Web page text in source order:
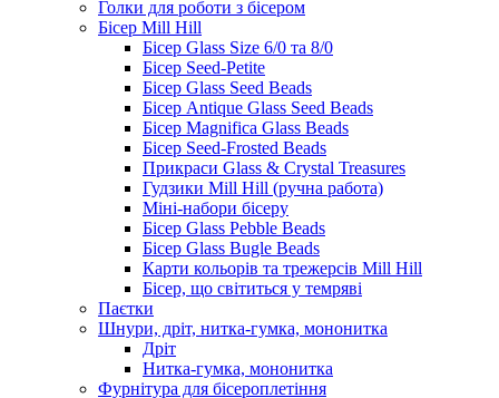
Голки для роботи з бісером
Бісер Mill Hill
Бісер Glass Size 6/0 та 8/0
Бісер Seed-Petite
Бісер Glass Seed Beads
Бісер Antique Glass Seed Beads
Бісер Magnifica Glass Beads
Бісер Seed-Frosted Beads
Прикраси Glass & Crystal Treasures
Гудзики Mill Hill (ручна работа)
Міні-набори бісеру
Бісер Glass Pebble Beads
Бісер Glass Bugle Beads
Карти кольорів та трежерсів Mill Hill
Бісер, що світиться у темряві
Паєтки
Шнури, дріт, нитка-гумка, мононитка
Дріт
Нитка-гумка, мононитка
Фурнітура для бісероплетіння